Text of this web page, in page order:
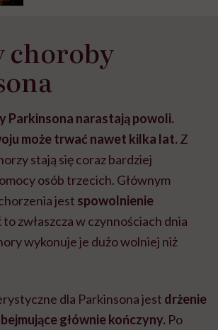
choroby
Parkinsona narastają powoli.
może trwać nawet kilka lat. Z
stają się coraz bardziej
osób trzecich. Głównym
jest spowolnienie
zwłaszcza w czynnościach dnia
wykonuje je dużo wolniej niż
dla Parkinsona jest drżenie
głównie kończyny. Po